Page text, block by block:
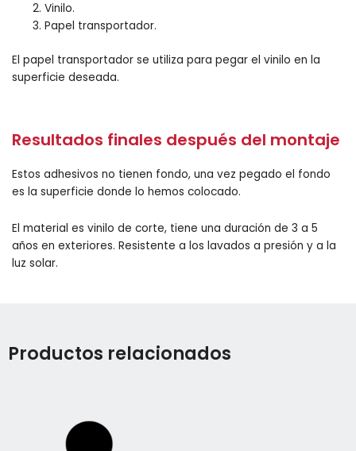
Vinilo.
Papel transportador.
El papel transportador se utiliza para pegar el vinilo en la
superficie deseada.
Resultados finales después del montaje
Estos adhesivos no tienen fondo, una vez pegado el fondo
es la superficie donde lo hemos colocado.
El material es vinilo de corte, tiene una duración de 3 a 5
años en exteriores. Resistente a los lavados a presión y a la
luz solar.
Productos relacionados